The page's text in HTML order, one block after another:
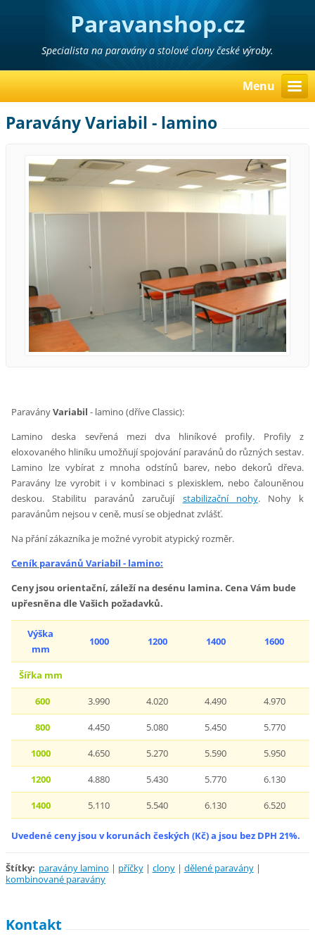
Paravanshop.cz
Specialista na paravány a stolové clony české výroby.
Menu
Paravány Variabil - lamino
ParaványVariabil - lamino (dříve Classic):
Lamino deska sevřená mezi dva hliníkové profily. Profily z
eloxovaného hliníku umožňují spojování paravánů do různých sestav.
Lamino lze vybírat z mnoha odstínů barev, nebo dekorů dřeva.
Paravány lze vyrobit i v kombinaci s plexisklem, nebo čalouněnou
deskou. Stabilitu paravánů zaručují stabilizační nohy. Nohy k
paravánům nejsou v ceně, musí se objednat zvlášť.
Na přání zákazníka je možné vyrobit atypický rozměr.
Ceník paravánů Variabil - lamino:
Ceny jsou orientační, záleží na desénu lamina. Cena Vám bude
upřesněna dle Vašich požadavků.
Výška
mm
1000 1200 1400 1600
Šířka mm
600 3.990 4.020 4.490 4.970
800 4.450 5.080 5.450 5.770
1000 4.650 5.270 5.590 5.950
1200 4.880 5.430 5.770 6.130
1400 5.110 5.540 6.130 6.520
Uvedené ceny jsou v korunách českých (Kč) a jsou bez DPH 21%.
Štítky: paravány lamino | příčky | clony | dělené paravány |
kombinované paravány
Kontakt